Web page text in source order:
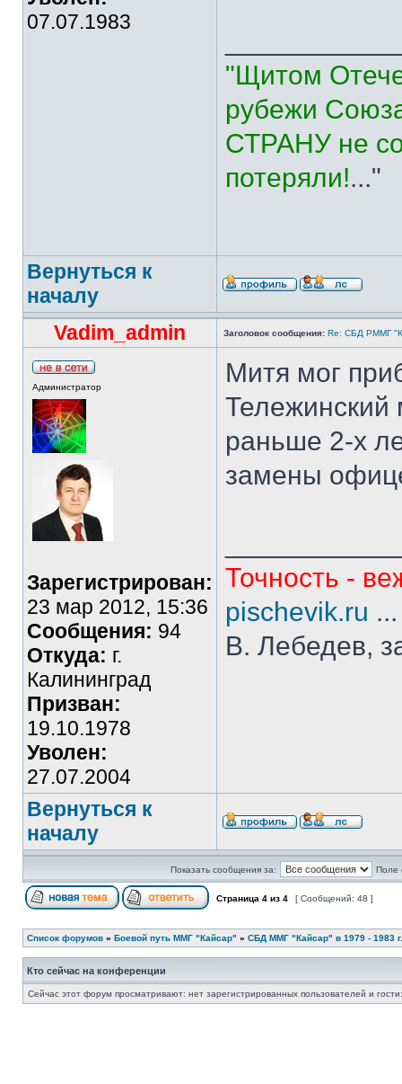
07.07.1983
"Щитом
рубежи
СТРАНУ не
потеряли!..."
Вернуться к
началу
Vadim_admin
Заголовок сообщения: Re: СБД РММГ
Администратор
Зарегистрирован:
23 мар 2012, 15:36
Сообщения: 94
Откуда: г.
Калининград
Призван:
19.10.1978
Уволен:
27.07.2004
Митя мог
Тележинский
раньше 2-х
замены
Точность -
pischevik.ru
В. Лебедев,
Вернуться к
началу
Показать сообщения за: Поле
Страница 4 из 4 [ Сообщений: 48 ]
Список форумов » Боевой путь ММГ "Кайсар" » СБД ММГ "Кайсар" в 1979 - 1983
Кто сейчас на конференции
Сейчас этот форум просматривают: нет зарегистрированных пользователей и